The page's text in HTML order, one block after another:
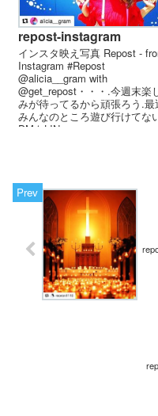
repost-instagram
インスタ映え写真 Repost -
Instagram #Repost
@alicia__gram with
@get_repost・・・.今週末楽
みが待ってるから頑張ろう.最
みんなのところ遊び行けてな
DMもLIN...